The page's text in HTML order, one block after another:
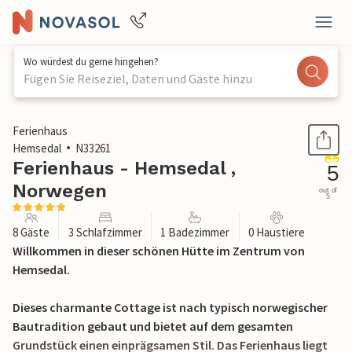
Wo würdest du gerne hingehen?
Fügen Sie Reiseziel, Daten und Gäste hinzu
1 / 15
Ferienhaus
Hemsedal
N33261
Ferienhaus - Hemsedal ,
Norwegen
5
out of
5
8 Gäste 3 Schlafzimmer 1 Badezimmer 0 Haustiere
Willkommen in dieser schönen Hütte im Zentrum von
Hemsedal.
Dieses charmante Cottage ist nach typisch norwegischer
Bautradition gebaut und bietet auf dem gesamten
Grundstück einen einprägsamen Stil. Das Ferienhaus liegt